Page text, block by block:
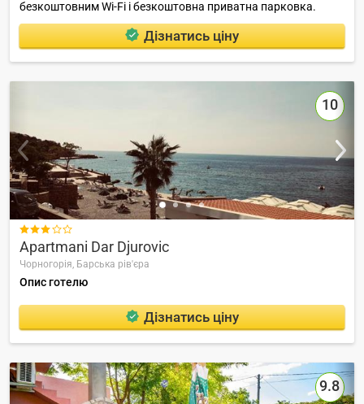
безкоштовним Wi-Fi і безкоштовна приватна парковка.
Дізнатись ціну
10

Apartmani Dar Djurovic
Чорногорія, Барська рів'єра
Опис готелю
Дізнатись ціну
9.8